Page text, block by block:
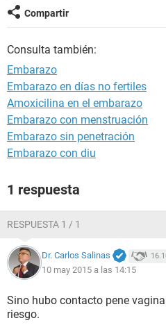
Compartir
Consulta también:
Embarazo
Embarazo en días no fertiles
Amoxicilina en el embarazo
Embarazo con menstruación
Embarazo sin penetración
Embarazo con diu
1 respuesta
RESPUESTA 1 / 1
Dr. Carlos Salinas
10 may 2015 a las 14:15
Sino hubo contacto pene
riesgo.